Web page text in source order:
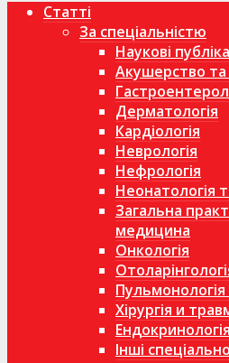
Статті
За спеціальністю
Наукові
Акушерство та
Дерматологія
Кардіологія
Неврологія
Нефрологія
Неонатологія
Загальна
медицина
Онкологія
Пульмонологія
Хірургія и
Ендокринологія
Інші